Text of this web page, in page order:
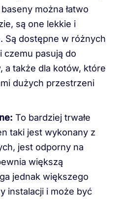
można łatwo
są one lekkie i
Są dostępne w różnych
czemu pasują do
a także dla kotów, które
dużych przestrzeni
To bardziej trwałe
taki jest wykonany z
jest odporny na
większą
jednak większego
instalacji i może być